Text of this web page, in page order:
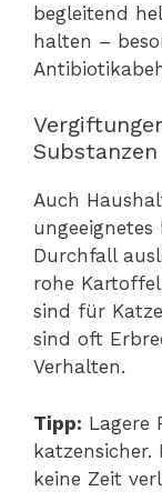
begleitend
halten –
Substanzen
Auch
ungeeignetes
Durchfall
rohe
sind für
sind oft
Verhalten.
Tipp: Lagere
katzensicher.
keine Zeit